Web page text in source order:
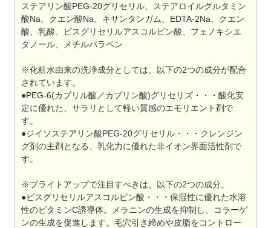
ステアリン酸PEG-20グリセリル、ステアロイルグルタミン
酸Na、クエン酸Na、キサンタンガム、EDTA-2Na、クエン
酸、乳酸、ビスグリセリルアスコルビン酸、フェノキシエ
タノール、メチルパラベン
※化粧水由来の洗浄成分としては、以下の2つの成分が配合
されています。
●PEG-6(カプリル酸／カプリン酸)グリセリズ・・・酸化安
定に優れた、サラリとして軽い質感のエモリエント剤で
す。
●ジイソステアリン酸PEG-20グリセリル・・・クレンジン
グ剤の主剤となる、乳化力に優れた非イオン界面活性剤で
す。
※ブライトアップで注目すべきは、以下の2つの成分。
●ビスグリセリルアスコルビン酸・・・保湿性に優れた水溶
性のビタミンC誘導体。メラニンの生成を抑制し、コラーゲ
ンの生成を促進します。毛穴引き締めや皮脂をコントロー